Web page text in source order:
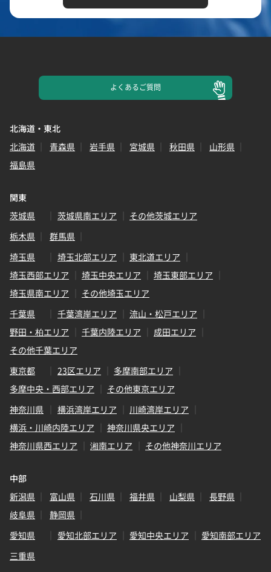
よくあるご質問
北海道・東北
北海道
青森県 岩手県 宮城県 秋田県
山形県
福島県
関東
茨城県
茨城県南エリア
その他茨城エリア
栃木県
群馬県
埼玉県
埼玉北部エリア
東北道エリア
埼玉西部エリア
埼玉中央エリア
埼玉東部エリア
埼玉県南エリア
その他埼玉エリア
千葉県
千葉湾岸エリア
流山・松戸エリア
野田・柏エリア
千葉内陸エリア
成田エリア
その他千葉エリア
東京都
23区エリア
多摩南部エリア
多摩中央・西部エリア
その他東京エリア
神奈川県
横浜湾岸エリア
川崎湾岸エリア
横浜・川崎内陸エリア
神奈川県央エリア
神奈川県西エリア
湘南エリア その他神奈川エリア
中部
新潟県
富山県 石川県 福井県 山梨県
長野県
岐阜県
静岡県
愛知県
愛知北部エリア 愛知中央エリア
愛知南部エリア
三重県